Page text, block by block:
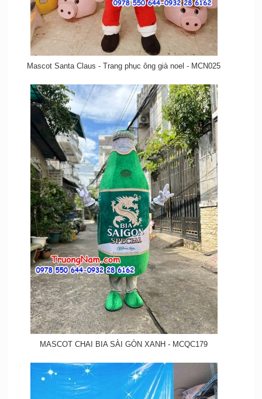
Mascot Santa Claus - Trang phục ông già noel - MCN025
MASCOT CHAI BIA SÀI GÒN XANH - MCQC179